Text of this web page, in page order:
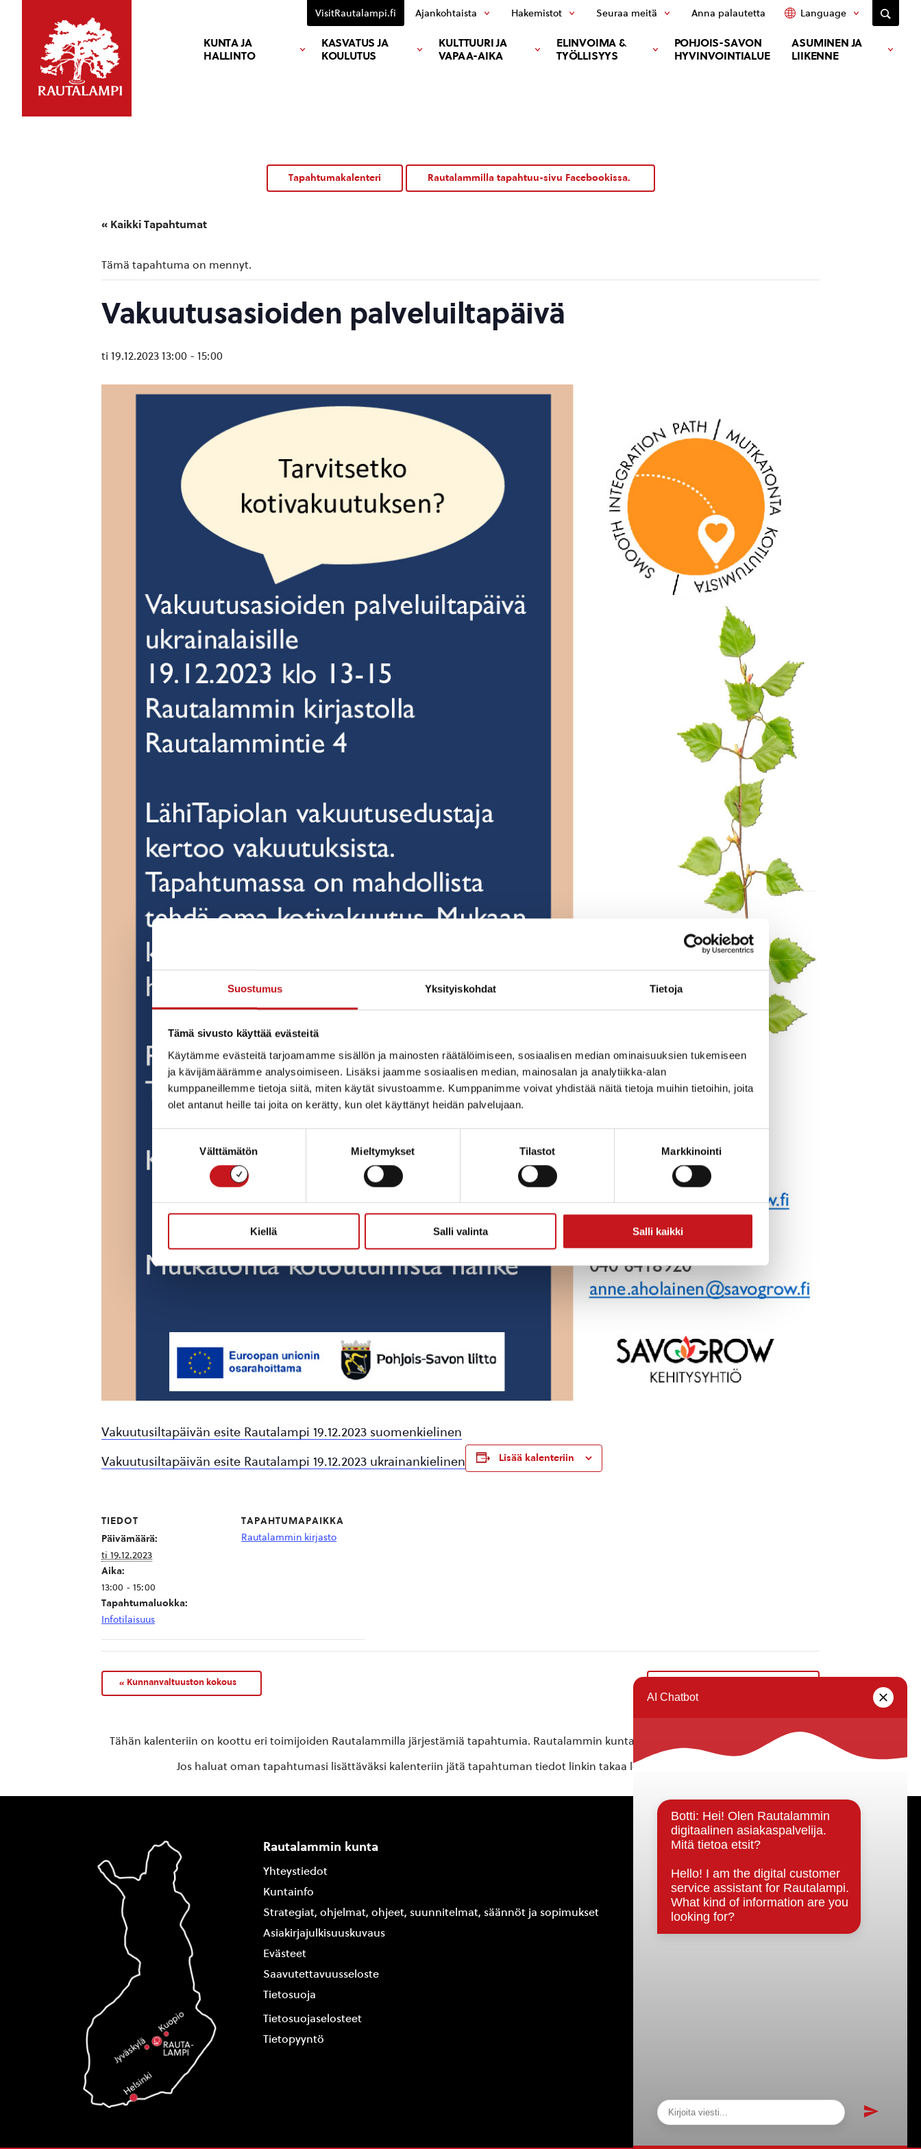
Suostumus Yksityiskohdat Tietoja
Tämä sivusto käyttää evästeitä
Käytämme evästeitä tarjoamamme sisällön ja mainosten räätälöimiseen, sosiaalisen median ominaisuuksien tukemiseen
ja kävijämäärämme analysoimiseen. Lisäksi jaamme sosiaalisen median, mainosalan ja analytiikka-alan
kumppaneillemme tietoja siitä, miten käytät sivustoamme. Kumppanimme voivat yhdistää näitä tietoja muihin tietoihin, joita
olet antanut heille tai joita on kerätty, kun olet käyttänyt heidän palvelujaan.
Välttämätön Mieltymykset Tilastot Markkinointi
Kiellä Salli valinta Salli kaikki
KUNTA JA
HALLINTO
KASVATUS JA
KOULUTUS
KULTTUURI JA
VAPAA-AIKA
ELINVOIMA &
TYÖLLISYYS
POHJOIS-SAVON
HYVINVOINTIALUE
ASUMINEN JA
LIIKENNE
VisitRautalampi.fi Ajankohtaista Hakemistot Seuraa meitä Anna palautetta Language
Tapahtumakalenteri Rautalammilla tapahtuu-sivu Facebookissa.
« Kaikki Tapahtumat
Tämä tapahtuma on mennyt.
Vakuutusasioiden palveluiltapäivä
ti 19.12.2023 13:00 - 15:00
Vakuutusiltapäivän esite Rautalampi 19.12.2023 suomenkielinen
Vakuutusiltapäivän esite Rautalampi 19.12.2023 ukrainankielinen Lisää kalenteriin
TIEDOT
Päivämäärä:
ti 19.12.2023
Aika:
13:00 - 15:00
Tapahtumaluokka:
Infotilaisuus
TAPAHTUMAPAIKKA
Rautalammin kirjasto
« Kunnanvaltuuston kokous
Tähän kalenteriin on koottu eri toimijoiden Rautalammilla järjestämiä tapahtumia. Rautalammin kunta ei vastaa tietojen oikeellisuudesta.
Jos haluat oman tapahtumasi lisättäväksi kalenteriin jätä tapahtuman tiedot linkin takaa löytyvällä
Rautalammin kunta
Yhteystiedot
Kuntainfo
Strategiat, ohjelmat, ohjeet, suunnitelmat, säännöt ja sopimukset
Asiakirjajulkisuuskuvaus
Evästeet
Saavutettavuusseloste
Tietosuoja
Tietosuojaselosteet
Tietopyyntö
Päätöksenteko ja lähidemokratia
Päätökset, esityslistat & pöytäkirjat
Hallinto
Kunnanhallitus
Kunnanvaltuusto